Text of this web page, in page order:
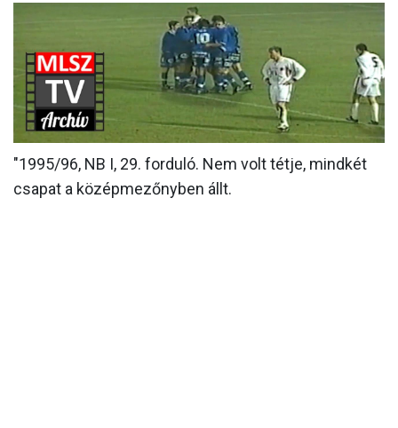
NYITÓLAP
HÍREK
CSAPATOK
MÉRKŐZÉSEK
KLUB
GALÉRIA
"1995/96, NB I, 29. forduló. Nem volt tétje, mindkét
csapat a középmezőnyben állt.